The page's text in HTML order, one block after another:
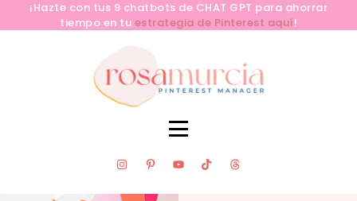
¡Hazte con tus 9 chatbots de CHAT GPT para ahorrar
tiempo en tu estrategia de Pinterest aquí!
SERVICIOS